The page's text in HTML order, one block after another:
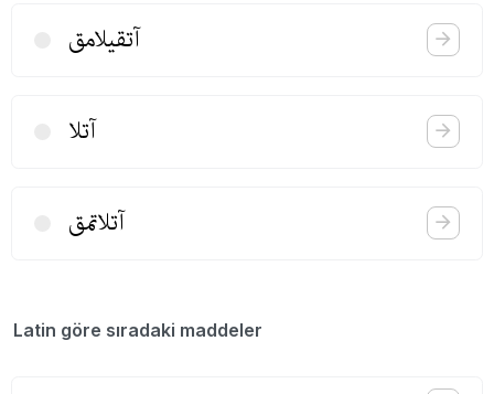
آتقیلامق
آتلا
آتلاتمق
Latin göre sıradaki maddeler